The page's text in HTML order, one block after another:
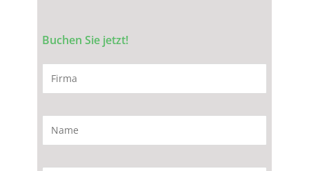
Buchen Sie jetzt!